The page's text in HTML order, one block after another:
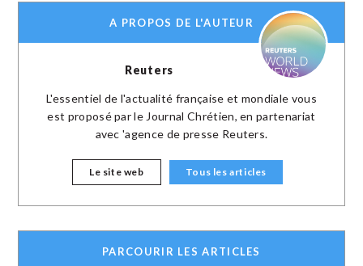
A PROPOS DE L'AUTEUR
Reuters
L'essentiel de l'actualité française et mondiale vous
est proposé par le Journal Chrétien, en partenariat
avec 'agence de presse Reuters.
Le site web Tous les articles
PARCOURIR LES ARTICLES